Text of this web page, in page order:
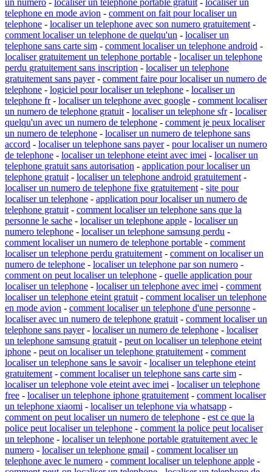
telephone en mode avion - comment on fait pour localiser un
telephone - localiser un telephone avec son numero gratuitement -
comment localiser un telephone de quelqu'un - localiser un
telephone sans carte sim - comment localiser un telephone android -
localiser gratuitement un telephone portable - localiser un telephone
perdu gratuitement sans inscription - localiser un telephone
gratuitement sans payer- comment faire pour localiser un numero de
telephone - logiciel pour localiser un telephone - localiser un
telephone fr- localiser un telephone avec google - comment localiser
un numero de telephone gratuit - localiser un telephone sfr- localiser
quelqu'un avec un numero de telephone - comment je peux localiser
un numero de telephone - localiser un numero de telephone sans
accord - localiser un telephone sans payer- pour localiser un numero
de telephone - localiser un telephone eteint avec imei - localiser un
telephone gratuit sans autorisation - application pour localiser un
telephone gratuit - localiser un telephone android gratuitement -
localiser un numero de telephone fixe gratuitement - site pour
localiser un telephone - application pour localiser un numero de
telephone gratuit - comment localiser un telephone sans que la
personne le sache - localiser un telephone apple - localiser un
numero telephone - localiser un telephone samsung perdu -
comment localiser un numero de telephone portable - comment
localiser un telephone perdu gratuitement - comment on localiser un
numero de telephone - localiser un telephone par son numero -
comment on peut localiser un telephone - quelle application pour
localiser un telephone - localiser un telephone avec imei - comment
localiser un telephone eteint gratuit - comment localiser un telephone
en mode avion - comment localiser un telephone d'une personne -
localiser avec un numero de telephone gratuit - comment localiser un
telephone sans payer- localiser un numero de telephone - localiser
un telephone samsung gratuit - peut on localiser un telephone eteint
iphone - peut on localiser un telephone gratuitement - comment
localiser un telephone sans le savoir- localiser un telephone eteint
gratuitement - comment localiser un telephone sans carte sim -
localiser un telephone vole eteint avec imei - localiser un telephone
free - localiser un telephone iphone gratuitement - comment localiser
un telephone xiaomi - localiser un telephone via whatsapp -
comment on peut localiser un numero de telephone - est ce que la
police peut localiser un telephone - comment la police peut localiser
un telephone - localiser un telephone portable gratuitement avec le
numero - localiser un telephone gmail - comment localiser un
telephone avec le numero - comment localiser un telephone apple -